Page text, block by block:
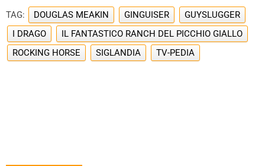
TAG: DOUGLAS MEAKIN GINGUISER
GUYSLUGGER
I DRAGO
IL FANTASTICO RANCH DEL PICCHIO GIALLO
ROCKING HORSE
SIGLANDIA TV-PEDIA